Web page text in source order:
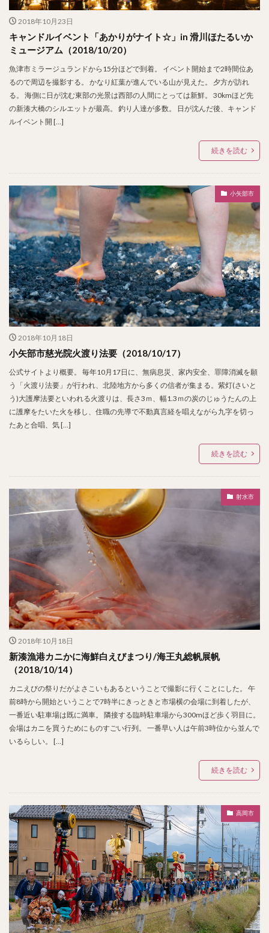
2018年10月23日
キャンドルイベント「あかりがナイト☆」in 滑川ほたるいか
ミュージアム（2018/10/20）
魚津市ミラージュランドから15分ほどで到着。 イベント開始まで2時間位あ
るので周辺を撮影する。 かなり紅葉が進んでいる山が見えた。 夕方が訪れ
る。 海側に日が沈む東部の光景は西部の人間にとっては新鮮。 30kmほど先
の新湊大橋のシルエットが最高。 釣り人達が多数。 日が沈んだ後、キャンド
ルイベント開 […]
続きを読む
小矢部市
2018年10月18日
小矢部市慈光院火渡り法要（2018/10/17）
公式サイトより概要。 毎年10月17日に、無病息災、家内安全、罪障消滅を願
う「火渡り法要」が行われ、北陸地方から多くの信者が集まる。紫灯(さいと
う)大護摩法要といわれる火渡りは、長さ3ｍ、幅1.3ｍの炭のじゅうたんの上
に護摩をたいた火を移し、住職の先導で不動真言経を唱えながら九字を切っ
たあと合唱、気 […]
続きを読む
射水市
2018年10月18日
新湊漁港カニかに海鮮白えびまつり/海王丸総帆展帆
（2018/10/14）
カニえびの祭りだがよさこいもあるということで撮影に行くことにした。 午
前8時から開始ということで7時半にきっときと市場横の会場に到着したが、
一番近い駐車場は既に満車。 隣接する臨時駐車場から300mほど歩く羽目に。
会場はカニを買うためにものすごい行列。 一番早い人は午前3時位から並んで
いるらしい。 […]
続きを読む
高岡市